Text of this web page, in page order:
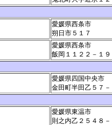
愛媛県西条市
朔日市５１７
愛媛県西条市
飯岡１１２２－１９
愛媛県四国中央市
金田町半田乙５７
愛媛県東温市
則之内乙２５４８